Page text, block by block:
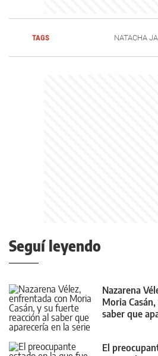
TAGS NATACHA
Seguí leyendo
Nazarena
Moria
saber que
El